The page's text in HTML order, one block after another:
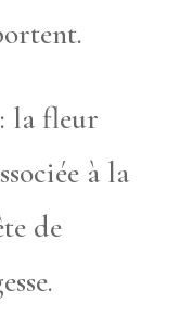
la fleur
à la
de